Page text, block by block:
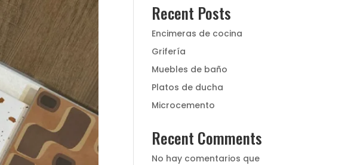
Recent Posts
Encimeras de cocina
Grifería
Muebles de baño
Platos de ducha
Microcemento
Recent Comments
No hay comentarios que